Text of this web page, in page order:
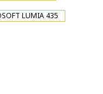
LUMIA 435